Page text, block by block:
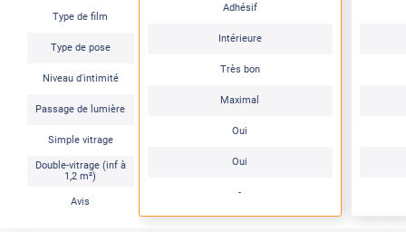
Type de film
Type de pose
Niveau d'intimité
Passage de lumière
Simple vitrage
Double-vitrage (inf à
1,2 m²)
Avis
Adhésif
Intérieure
Très bon
Maximal
Oui
Oui
-